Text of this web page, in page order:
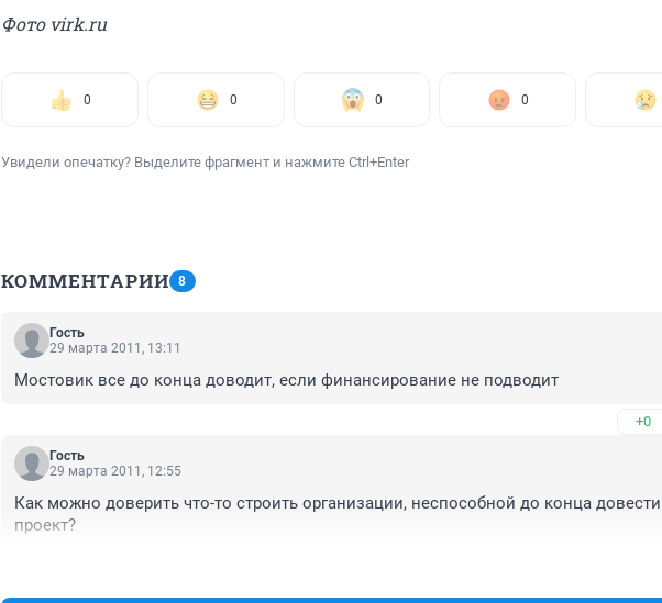
Фото virk.ru
0 0 0 0
Увидели опечатку? Выделите фрагмент и нажмите Ctrl+Enter
КОММЕНТАРИИ 8
Гость
29 марта 2011, 13:11
Мостовик все до конца доводит, если финансирование не подводит
+0
Гость
29 марта 2011, 12:55
Как можно доверить что-то строить организации, неспособной до конца довести
проект?